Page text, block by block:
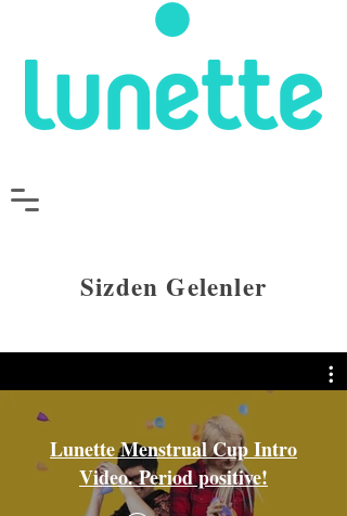
Sizden Gelenler
Lunette Menstrual Cup Intro
Video. Period positive!